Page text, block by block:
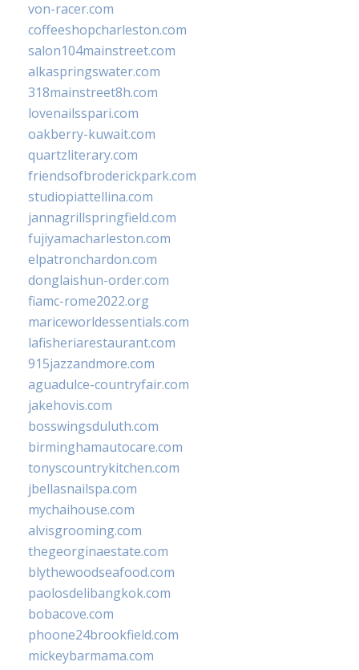
von-racer.com
coffeeshopcharleston.com
salon104mainstreet.com
alkaspringswater.com
318mainstreet8h.com
lovenailsspari.com
oakberry-kuwait.com
quartzliterary.com
friendsofbroderickpark.com
studiopiattellina.com
jannagrillspringfield.com
fujiyamacharleston.com
elpatronchardon.com
donglaishun-order.com
fiamc-rome2022.org
mariceworldessentials.com
lafisheriarestaurant.com
915jazzandmore.com
aguadulce-countryfair.com
jakehovis.com
bosswingsduluth.com
birminghamautocare.com
tonyscountrykitchen.com
jbellasnailspa.com
mychaihouse.com
alvisgrooming.com
thegeorginaestate.com
blythewoodseafood.com
paolosdelibangkok.com
bobacove.com
phoone24brookfield.com
mickeybarmama.com